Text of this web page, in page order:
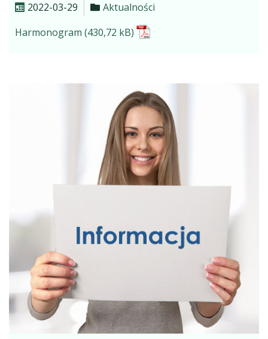
2022-03-29
Aktualności
Harmonogram